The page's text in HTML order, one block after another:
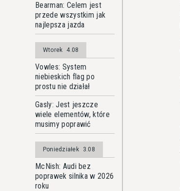
Bearman: Celem jest
przede wszystkim jak
najlepsza jazda
Wtorek 4.08
Vowles: System
niebieskich flag po
prostu nie działał
Gasly: Jest jeszcze
wiele elementów, które
musimy poprawić
Poniedziałek 3.08
McNish: Audi bez
poprawek silnika w 2026
roku